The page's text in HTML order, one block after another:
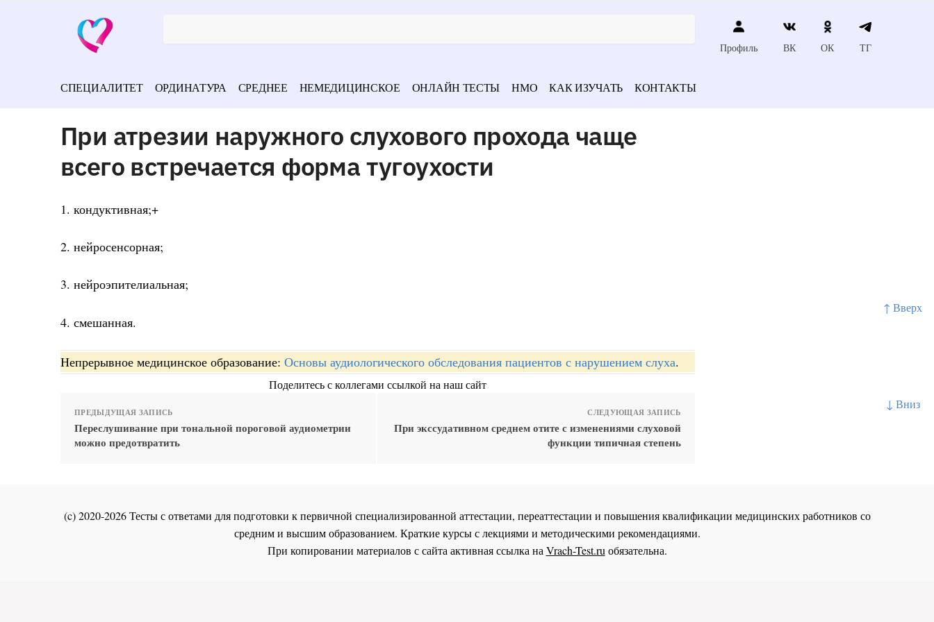
↑ Вверх
↓ Вниз
Профиль ВК ОК ТГ
СПЕЦИАЛИТЕТ ОРДИНАТУРА СРЕДНЕЕ НЕМЕДИЦИНСКОЕ ОНЛАЙН ТЕСТЫ НМО КАК ИЗУЧАТЬ КОНТАКТЫ
При атрезии наружного слухового прохода чаще
всего встречается форма тугоухости
1. кондуктивная;+
2. нейросенсорная;
3. нейроэпителиальная;
4. смешанная.
Непрерывное медицинское образование: Основы аудиологического обследования пациентов с нарушением слуха.
Поделитесь с коллегами ссылкой на наш сайт
ПРЕДЫДУЩАЯ ЗАПИСЬ
Переслушивание при тональной пороговой аудиометрии
можно предотвратить
СЛЕДУЮЩАЯ ЗАПИСЬ
При экссудативном среднем отите с изменениями слуховой
функции типичная степень
(c) 2020-2026 Тесты с ответами для подготовки к первичной специализированной аттестации, переаттестации и повышения квалификации медицинских работников со
средним и высшим образованием. Краткие курсы с лекциями и методическими рекомендациями.
При копировании материалов с сайта активная ссылка наVrach-Test.ruобязательна.